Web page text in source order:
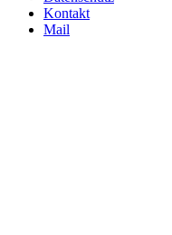
Kontakt
Mail